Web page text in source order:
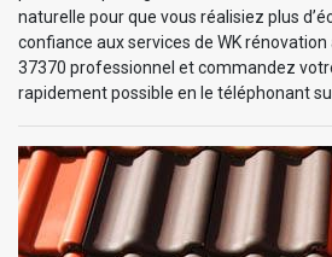
naturelle pour que vous réalisiez plus
confiance aux services de WK rénovation
37370 professionnel et commandez
rapidement possible en le téléphonant